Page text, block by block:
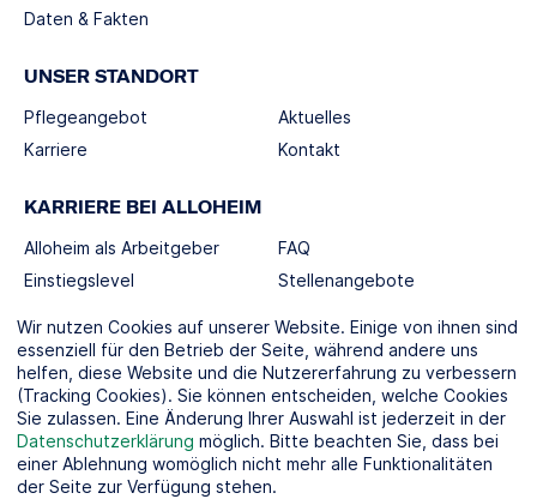
Daten & Fakten
UNSER STANDORT
Pflegeangebot
Karriere
Aktuelles
Kontakt
KARRIERE BEI ALLOHEIM
Alloheim als Arbeitgeber
Einstiegslevel
FAQ
Stellenangebote
SOCIAL MEDIA
Wir nutzen Cookies auf unserer Website. Einige von ihnen sind
essenziell für den Betrieb der Seite, während andere uns
helfen, diese Website und die Nutzererfahrung zu verbessern
(Tracking Cookies). Sie können entscheiden, welche Cookies
Sie zulassen. Eine Änderung Ihrer Auswahl ist jederzeit in der
Datenschutzerklärung möglich. Bitte beachten Sie, dass bei
einer Ablehnung womöglich nicht mehr alle Funktionalitäten
der Seite zur Verfügung stehen.